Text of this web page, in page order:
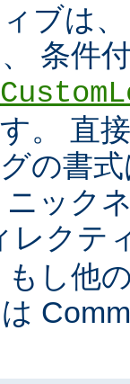
ブは
条件
。 直
の書
ック
レクテ
し他